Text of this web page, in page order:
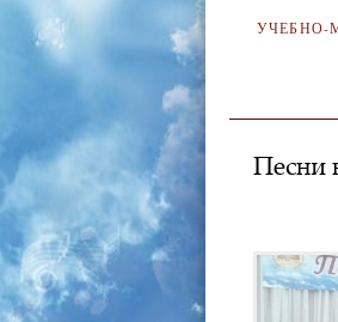
УЧЕБНО-
Песни